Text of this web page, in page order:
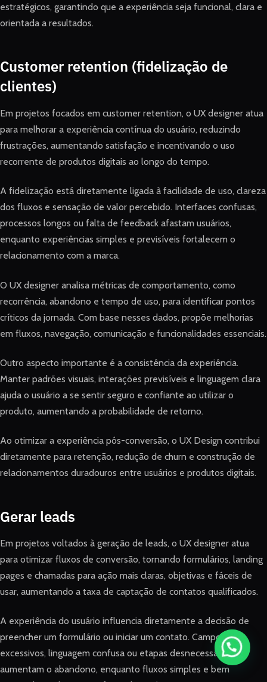
estratégicos, garantindo que a experiência seja funcional, clara e
orientada a resultados.
Customer retention (fidelização de
clientes)
Em projetos focados em customer retention, o UX designer atua
para melhorar a experiência contínua do usuário, reduzindo
frustrações, aumentando satisfação e incentivando o uso
recorrente de produtos digitais ao longo do tempo.
A fidelização está diretamente ligada à facilidade de uso, clareza
dos fluxos e sensação de valor percebido. Interfaces confusas,
processos longos ou falta de feedback afastam usuários,
enquanto experiências simples e previsíveis fortalecem o
relacionamento com a marca.
O UX designer analisa métricas de comportamento, como
recorrência, abandono e tempo de uso, para identificar pontos
críticos da jornada. Com base nesses dados, propõe melhorias
em fluxos, navegação, comunicação e funcionalidades essenciais.
Outro aspecto importante é a consistência da experiência.
Manter padrões visuais, interações previsíveis e linguagem clara
ajuda o usuário a se sentir seguro e confiante ao utilizar o
produto, aumentando a probabilidade de retorno.
Ao otimizar a experiência pós-conversão, o UX Design contribui
diretamente para retenção, redução de churn e construção de
relacionamentos duradouros entre usuários e produtos digitais.
Gerar leads
Em projetos voltados à geração de leads, o UX designer atua
para otimizar fluxos de conversão, tornando formulários, landing
pages e chamadas para ação mais claras, objetivas e fáceis de
usar, aumentando a taxa de captação de contatos qualificados.
A experiência do usuário influencia diretamente a decisão de
preencher um formulário ou iniciar um contato. Campos
excessivos, linguagem confusa ou etapas desnecessárias
aumentam o abandono, enquanto fluxos simples e bem